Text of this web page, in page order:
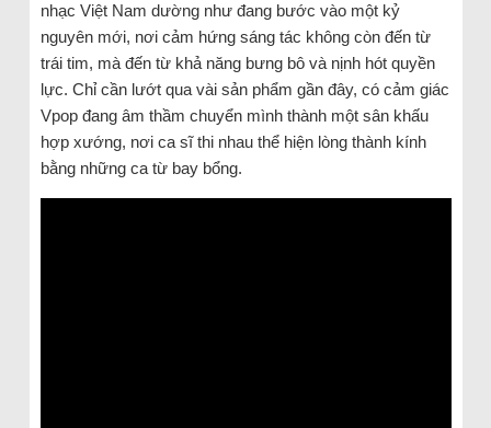
nhạc Việt Nam dường như đang bước vào một kỷ
nguyên mới, nơi cảm hứng sáng tác không còn đến từ
trái tim, mà đến từ khả năng bưng bô và nịnh hót quyền
lực. Chỉ cần lướt qua vài sản phẩm gần đây, có cảm giác
Vpop đang âm thầm chuyển mình thành một sân khấu
hợp xướng, nơi ca sĩ thi nhau thể hiện lòng thành kính
bằng những ca từ bay bổng.